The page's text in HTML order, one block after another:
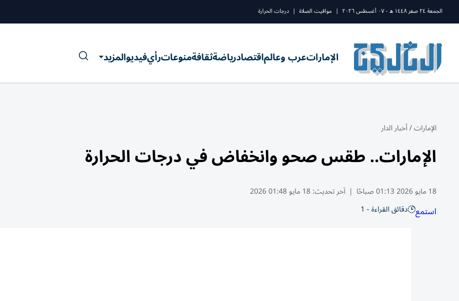
الجمعة ٢٤ صفر ١٤٤٨ ه - ٠٧ أغسطس ٢٠٢٦ | مواقيت الصلاة | درجات الحرارة
الإماراتعرب وعالماقتصادرياضةثقافةمنوعاترأيفيديوالمزيد
الإمارات/أخبار الدار
الإمارات.. طقس صحو وانخفاض في درجات الحرارة
18 مايو 2026 01:13 صباحًا | آخر تحديث:18 مايو 01:48 2026
استمع دقائق القراءة - 1